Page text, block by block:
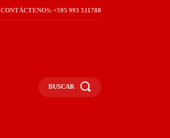
CONTÁCTENOS: +595 993 511788
BUSCAR